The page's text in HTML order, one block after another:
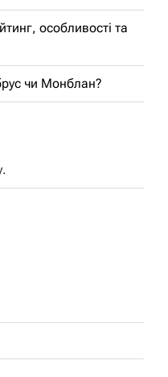
особливості та
чи Монблан?